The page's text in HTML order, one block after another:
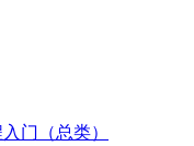
门（总类）